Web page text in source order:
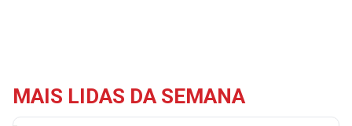
MAIS LIDAS DA SEMANA